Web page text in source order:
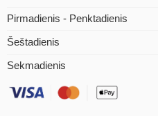
Pirmadienis - Penktadienis
Šeštadienis
Sekmadienis